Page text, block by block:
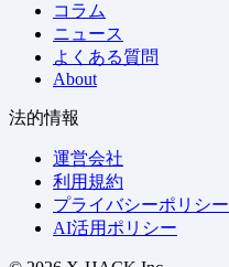
コラム
ニュース
よくある質問
About
法的情報
運営会社
利用規約
プライバシーポリシー
AI活用ポリシー